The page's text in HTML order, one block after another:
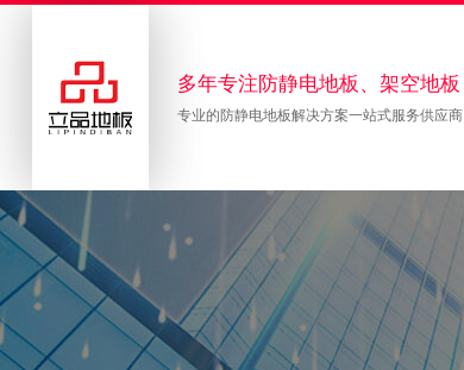
多年专注防静电地板、架空地板
专业的防静电地板解决方案一站式服务供应商